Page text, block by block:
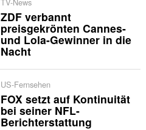
ZDF verbannt
preisgekrönten Cannes-
und Lola-Gewinner in die
Nacht
US-Fernsehen
FOX setzt auf Kontinuität
bei seiner NFL-
Berichterstattung